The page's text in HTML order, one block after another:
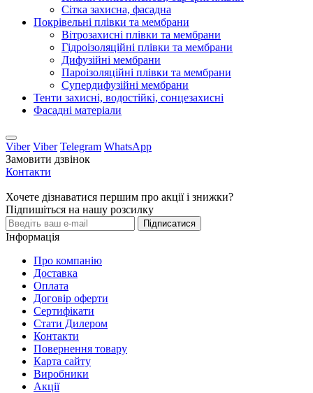
Сітка захисна, фасадна
Покрівельні плівки та мембрани
Вітрозахисні плівки та мембрани
Гідроізоляційні плівки та мембрани
Дифузійні мембрани
Пароізоляційні плівки та мембрани
Супердифузійні мембрани
Тенти захисні, водостійкі, сонцезахисні
Фасадні матеріали
Viber Viber Telegram WhatsApp
Замовити дзвінок
Контакти
Хочете дізнаватися першим про акції і знижки?
Підпишіться на нашу розсилку
Підписатися
Інформація
Про компанію
Доставка
Оплата
Договір оферти
Сертифікати
Стати Дилером
Контакти
Повернення товару
Карта сайту
Виробники
Акції